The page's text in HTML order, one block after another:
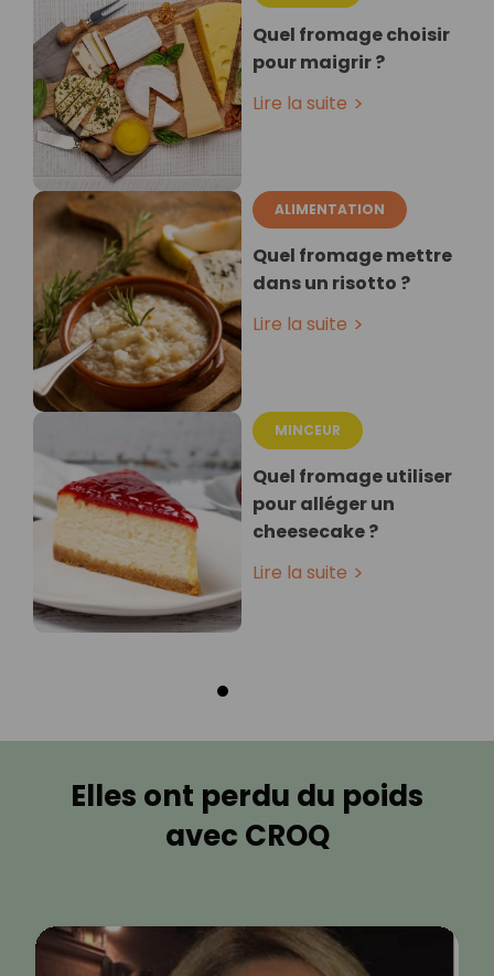
Quel fromage choisir
pour maigrir ?
Lire la suite
ALIMENTATION
Quel fromage mettre
dans un risotto ?
Lire la suite
MINCEUR
Quel fromage utiliser
pour alléger un
cheesecake ?
Lire la suite
Elles ont perdu du poids
avec CROQ